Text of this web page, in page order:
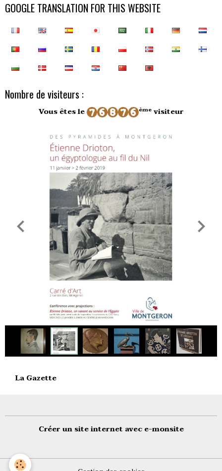
GOOGLE TRANSLATION FOR THIS WEBSITE
Nombre de visiteurs :
Vous êtes le èmevisiteur
La Gazette
Créer un site internet avec e-monsite